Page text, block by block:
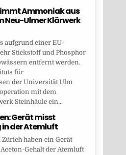
Ammoniak aus
Neu-Ulmer Klärwerk
aufgrund einer EU-
Stickstoff und Phosphor
entfernt werden.
für
der Universität Ulm
mit dem
Steinhäule ein...
Gerät misst
der Atemluft
haben ein Gerät
Gehalt der Atemluft